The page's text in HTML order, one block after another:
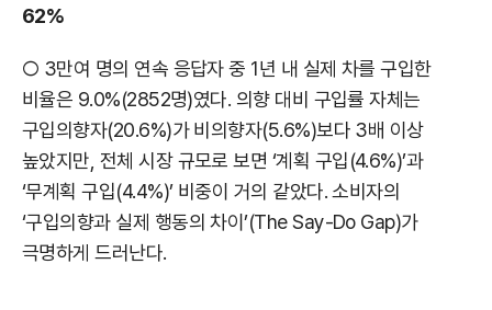
62%
○ 3만여 명의 연속 응답자 중 1년 내 실제 차를 구입한
비율은 9.0%(2852명)였다. 의향 대비 구입률 자체는
구입의향자(20.6%)가 비의향자(5.6%)보다 3배 이상
높았지만, 전체 시장 규모로 보면 ‘계획 구입(4.6%)’과
‘무계획 구입(4.4%)’ 비중이 거의 같았다. 소비자의
‘구입의향과 실제 행동의 차이’(The Say-Do Gap)가
극명하게 드러난다.